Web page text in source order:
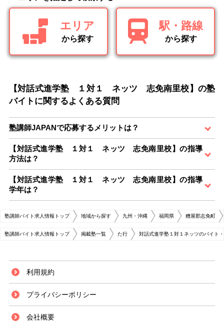
エリア
から探す
駅・路線
から探す
【対話式進学塾 １対１ ネッツ 志免南里校】の塾
バイトに関するよくある質問
塾講師JAPANで応募するメリットは？
【対話式進学塾 １対１ ネッツ 志免南里校】の指導
方法は？
【対話式進学塾 １対１ ネッツ 志免南里校】の指導
学年は？
塾講師バイト求人情報トップ 地域から探す 九州・沖縄 福岡県 糟屋郡志免町
塾講師バイト求人情報トップ 掲載塾一覧 た行 対話式進学塾１対１ネッツのバイト
利用規約
プライバシーポリシー
会社概要